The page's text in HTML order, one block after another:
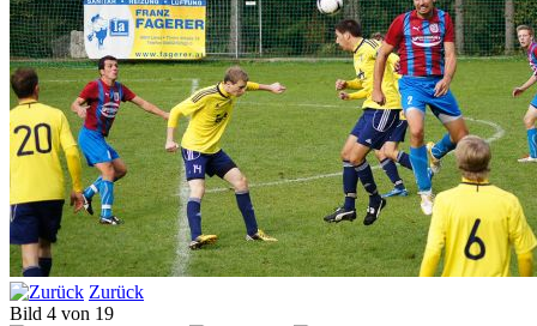
Zurück
Bild 4 von 19